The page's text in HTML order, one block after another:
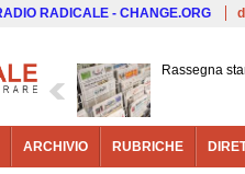
RADICALE - CHANGE.ORG
Rassegna
ARCHIVIO RUBRICHE